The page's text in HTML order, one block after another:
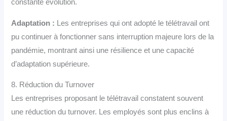
constante évolution.
Adaptation : Les entreprises qui ont adopté le télétravail ont
pu continuer à fonctionner sans interruption majeure lors de la
pandémie, montrant ainsi une résilience et une capacité
d’adaptation supérieure.
8. Réduction du Turnover
Les entreprises proposant le télétravail constatent souvent
une réduction du turnover. Les employés sont plus enclins à